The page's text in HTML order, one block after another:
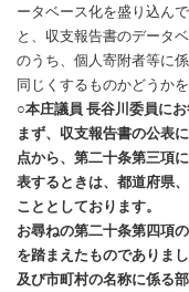
ータベース化を盛り込ん
と、収支報告書のデータ
のうち、個人寄附者等に
同じくするものかどうか
○本庄議員 長谷川委員に
まず、収支報告書の公表
点から、第二十条第三項
表するときは、都道府県
こととしております。
お尋ねの第二十条第四項
を踏まえたものでありま
及び市町村の名称に係る